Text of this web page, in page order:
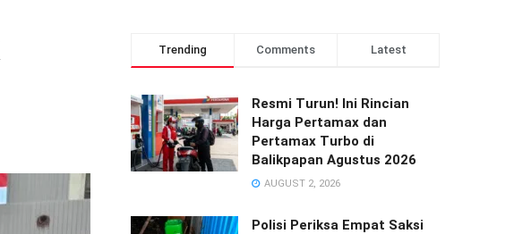
Trending Comments Latest
Resmi Turun! Ini Rincian
Harga Pertamax dan
Pertamax Turbo di
Balikpapan Agustus 2026
AUGUST 2, 2026
Polisi Periksa Empat Saksi